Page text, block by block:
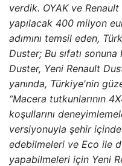
verdik. OYAK ve
yapılacak 400 milyon
adımını temsil eden,
Duster; Bu sıfatı
Duster, Yeni Renault
yanında, Türkiye'nin
“Macera tutkunlarının
koşullarını
versiyonuyla şehir
edebilmeleri ve Eco ile
yapabilmeleri için Yeni